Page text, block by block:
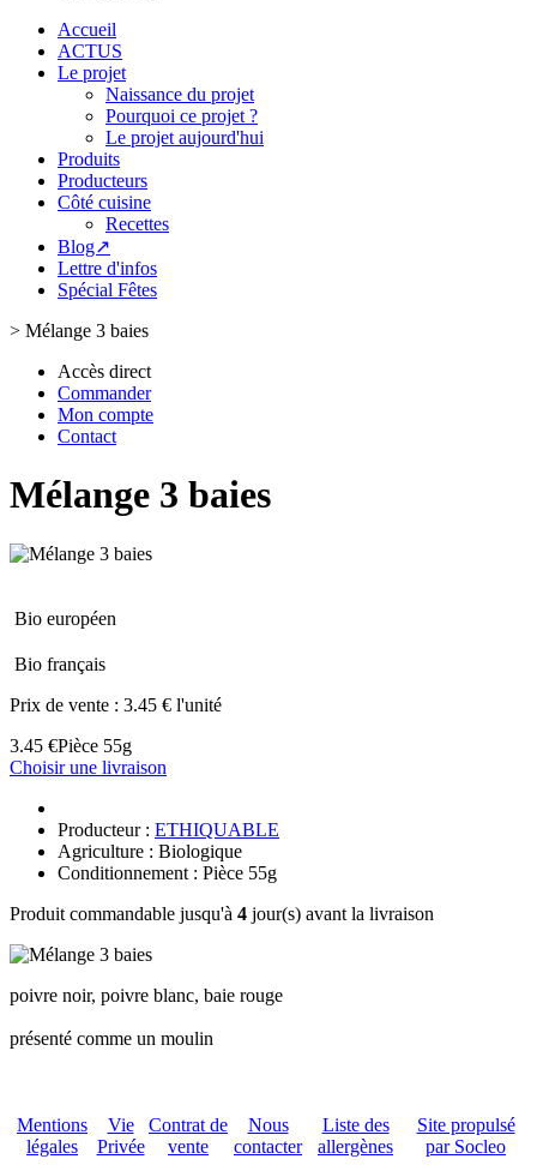
Accueil
ACTUS
Le projet
Naissance du projet
Pourquoi ce projet ?
Le projet aujourd'hui
Produits
Producteurs
Côté cuisine
Recettes
Blog↗
Lettre d'infos
Spécial Fêtes
> Mélange 3 baies
Accès direct
Commander
Mon compte
Contact
Mélange 3 baies
Bio européen
Bio français
Prix de vente : 3.45 € l'unité
3.45 €Pièce 55g
Choisir une livraison
Producteur : ETHIQUABLE
Agriculture : Biologique
Conditionnement : Pièce 55g
Produit commandable jusqu'à 4 jour(s) avant la livraison
poivre noir, poivre blanc, baie rouge
présenté comme un moulin
Mentions
légales
Vie
Privée
Contrat de
vente
Nous
contacter
Liste des
allergènes
Site propulsé
par Socleo